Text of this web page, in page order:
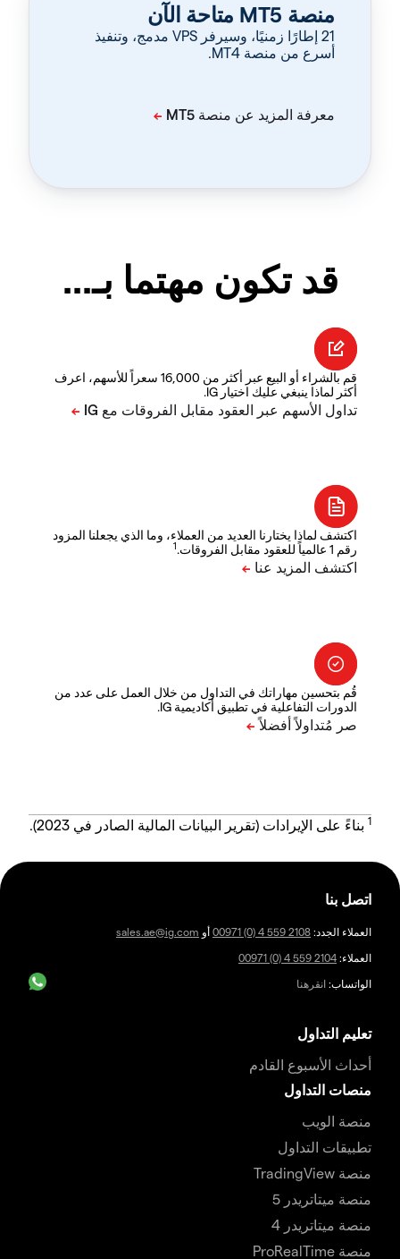
منصة MT5 متاحة الآن
‏21 إطارًا زمنيًا، وسيرفر VPS مدمج، وتنفيذ
أسرع من منصة MT4.
قد تكون مهتما بـ...
قم بالشراء أو البيع عبر أكثر من 16,000 سعراً للأسهم، اعرف
أكثر لماذا ينبغي عليك اختيار IG.
اكتشف لماذا يختارنا العديد من العملاء، وما الذي يجعلنا المزود
رقم 1 عالمياً للعقود مقابل الفروقات.
1
قُم بتحسين مهاراتك في التداول من خلال العمل على عدد من
الدورات التفاعلية في تطبيق أكاديمية IG.
1 بناءً على الإيرادات (تقرير البيانات المالية الصادر في 2023).
اتصل بنا
العملاء الجدد: 00971 (0) 4 559 2108 أو sales.ae@ig.com
العملاء: 00971 (0) 4 559 2104
الواتساب: انقرهنا
تعليم التداول
أحداث الأسبوع القادم
منصات التداول
منصة الويب
تطبيقات التداول
منصة TradingView
منصة ميتاتريدر 5
منصة ميتاتريدر 4
منصة ProRealTime